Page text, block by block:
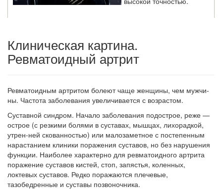
Глава Минздрава РФ
Вероника Скворцова
доходов медицинских
работников в
заявила об этом на
встрече с журналистами ведущих...
Местная анестезия развивает кардиотоксичность
Федеральная служба по
надзору в сфере
здравоохранения озвучила
Клиническая картина.
Ревматоидный артрит
Ревматоидным артритом болеют чаще женщины, чем мужчи­
ны. Частота заболевания увеличивается с возрастом.
Суставной синдром. Начало заболевания подострое, реже —
острое (с резкими болями в суставах, мышцах, лихорадкой,
утрен-ней скованностью) или малозаметное с постепенным
нарастанием клиники поражения суставов, но без нарушения
функции. Наибо­лее характерно для ревматоидного артрита
поражение суставов ки­стей, стоп, запястья, коленных,
локтевых суставов. Редко поража­ются плечевые,
тазобедренные и суставы позвоночника.